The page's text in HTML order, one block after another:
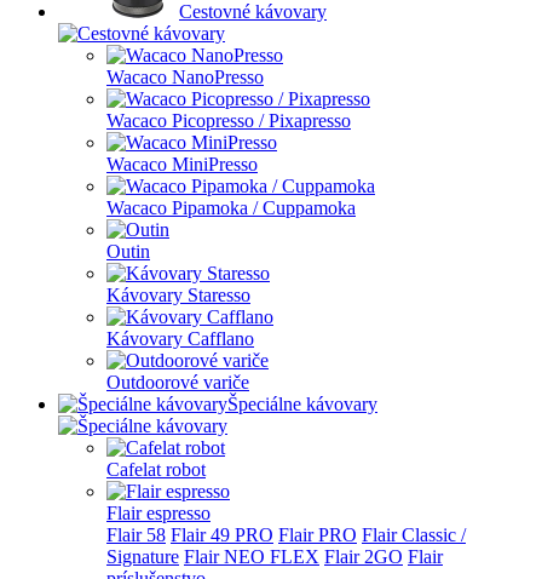
Cestovné kávovary
Wacaco NanoPresso
Wacaco Picopresso / Pixapresso
Wacaco MiniPresso
Wacaco Pipamoka / Cuppamoka
Outin
Kávovary Staresso
Kávovary Cafflano
Outdoorové variče
Špeciálne kávovary
Cafelat robot
Flair espresso
Flair 58 Flair 49 PRO Flair PRO Flair Classic /
Signature Flair NEO FLEX Flair 2GO Flair